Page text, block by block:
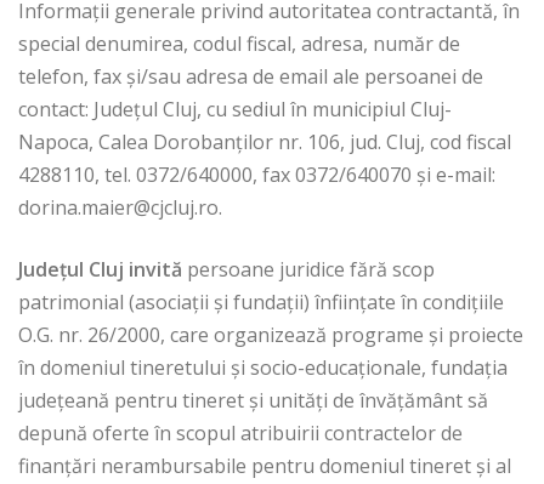
Informații generale privind autoritatea contractantă, în
special denumirea, codul fiscal, adresa, număr de
telefon, fax și/sau adresa de email ale persoanei de
contact: Județul Cluj, cu sediul în municipiul Cluj-
Napoca, Calea Dorobanților nr. 106, jud. Cluj, cod fiscal
4288110, tel. 0372/640000, fax 0372/640070 şi e-mail:
dorina.maier@cjcluj.ro.
Județul Cluj invită persoane juridice fără scop
patrimonial (asociații și fundații) înființate în condițiile
O.G. nr. 26/2000, care organizează programe şi proiecte
în domeniul tineretului şi socio-educaţionale, fundația
județeană pentru tineret și unități de învățământ să
depună oferte în scopul atribuirii contractelor de
finanțări nerambursabile pentru domeniul tineret și al